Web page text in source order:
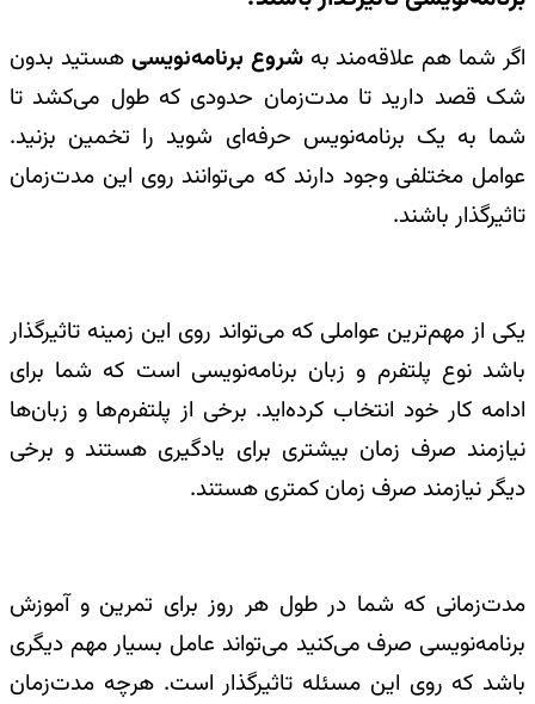
اگر شما هم علاقه‌مند بهشروع برنامه‌نویسی هستید بدون
شک قصد دارید تا مدت‌زمان حدودی که طول می‌کشد تا
شما به یک برنامه‌نویس حرفه‌ای شوید را تخمین بزنید.
عوامل مختلفی وجود دارند که می‌توانند روی این مدت‌زمان
تاثیرگذار باشند.
یکی از مهم‌ترین عواملی که می‌تواند روی این زمینه تاثیرگذار
باشد نوع پلتفرم و زبان برنامه‌نویسی است که شما برای
ادامه کار خود انتخاب کرده‌اید. برخی از پلتفرم‌ها و زبان‌ها
نیازمند صرف زمان بیشتری برای یادگیری هستند و برخی
دیگر نیازمند صرف زمان کمتری هستند.
مدت‌زمانی که شما در طول هر روز برای تمرین و آموزش
برنامه‌نویسی صرف می‌کنید می‌تواند عامل بسیار مهم دیگری
باشد که روی این مسئله تاثیرگذار است. هرچه مدت‌زمان